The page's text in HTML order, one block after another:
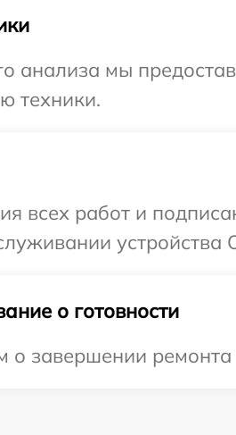
анализа мы
техники.
всех работ и
устройства
о готовности
завершении ремонта